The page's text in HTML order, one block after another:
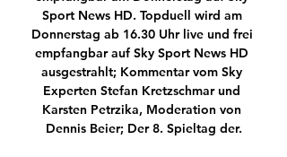
Sport News HD. Topduell wird am
Donnerstag ab 16.30 Uhr live und frei
empfangbar auf Sky Sport News HD
ausgestrahlt; Kommentar vom Sky
Experten Stefan Kretzschmar und
Karsten Petrzika, Moderation von
Dennis Beier; Der 8. Spieltag der.